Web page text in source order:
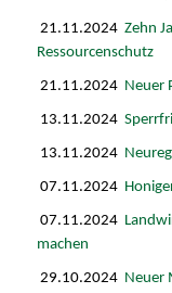
21.11.2024Zehn
Ressourcenschutz
21.11.2024 Neuer
13.11.2024
13.11.2024
07.11.2024
07.11.2024
machen
29.10.2024 Neuer